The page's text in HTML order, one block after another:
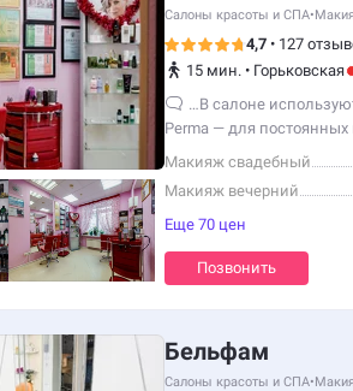
Салоны красоты и СПА•
4,7 • 127
15 мин. • Горьковская
…В салоне
Perma — для постоянных
и на косметику.
Макияж свадебный
Макияж вечерний
Еще 70 цен
Позвонить
Бельфам
Салоны красоты и СПА•